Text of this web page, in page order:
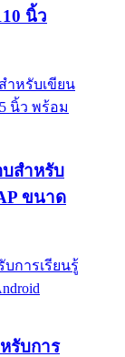
นิ้ว
สำหรับ
ขนาด
รับการ